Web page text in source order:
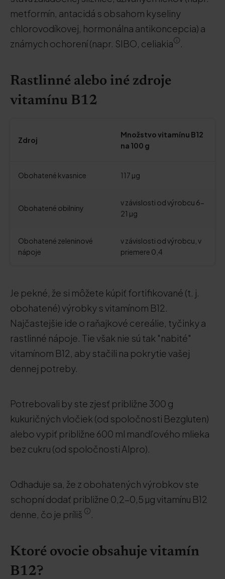
metformín, antacidá s obsahom kyseliny
chlorovodíkovej, hormonálna antikoncepcia) a
známych ochorení (napr. SIBO, celiakia
.
Rastlinné alebo iné zdroje
vitamínu B12
Zdroj
Množstvo vitamínu B12
na 100 g
Obohatené kvasnice 117 µg
Obohatené obilniny
v závislosti od výrobcu 6-
21 µg
Obohatené zeleninové
nápoje
v závislosti od výrobcu, v
priemere 0,4
Je pekné, že si môžete kúpiť fortifikované (t. j.
obohatené) výrobky s vitamínom B12.
Najčastejšie ide o raňajkové cereálie, tyčinky a
rastlinné nápoje. Tie však nie sú tak "nabité"
vitamínom B12, aby stačili na pokrytie vašej
dennej potreby.
Potrebovali by ste zjesť približne 300 g
kukuričných vločiek (od spoločnosti Bezgluten)
alebo vypiť približne 600 ml mandľového mlieka
bez cukru (od spoločnosti Alpro).
Odhaduje sa, že z obohatených výrobkov ste
schopní dodať približne 0,2-0,5 µg vitamínu B12
denne, čo je príliš
.
Ktoré ovocie obsahuje vitamín
B12?